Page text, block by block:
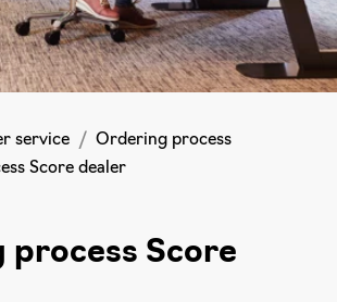
service
Ordering process
Score dealer
process Score